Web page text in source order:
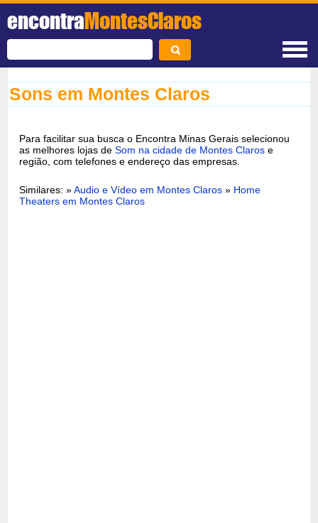
encontraMontesClaros
Sons em Montes Claros
Para facilitar sua busca o Encontra Minas Gerais selecionou
as melhores lojas deSom na cidade de Montes Claros e
região, com telefones e endereço das empresas.
Similares: »Audio e Vídeo em Montes Claros » Home
Theaters em Montes Claros